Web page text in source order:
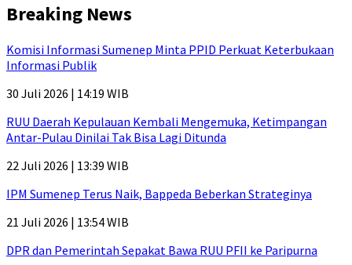
Breaking News
Komisi Informasi Sumenep Minta PPID Perkuat Keterbukaan
Informasi Publik
30 Juli 2026 | 14:19 WIB
RUU Daerah Kepulauan Kembali Mengemuka, Ketimpangan
Antar-Pulau Dinilai Tak Bisa Lagi Ditunda
22 Juli 2026 | 13:39 WIB
IPM Sumenep Terus Naik, Bappeda Beberkan Strateginya
21 Juli 2026 | 13:54 WIB
DPR dan Pemerintah Sepakat Bawa RUU PFII ke Paripurna